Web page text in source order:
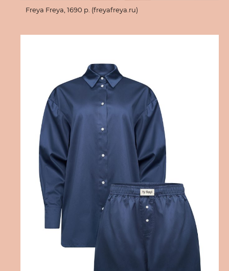
Freya Freya, 1690 p. (freyafreya.ru)